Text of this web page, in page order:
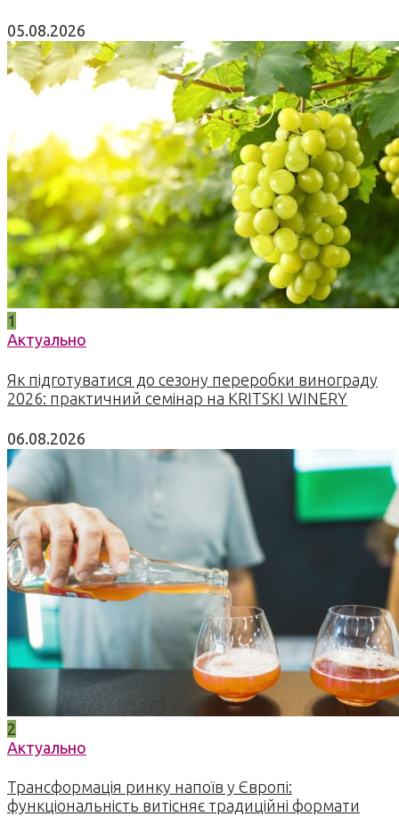
05.08.2026
1
Актуально
Як підготуватися до сезону переробки винограду
2026: практичний семінар на KRITSKI WINERY
06.08.2026
2
Актуально
Трансформація ринку напоїв у Європі:
функціональність витісняє традиційні формати